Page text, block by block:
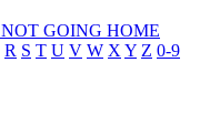
NOT GOING HOME
R S T U V W X Y Z 0-9